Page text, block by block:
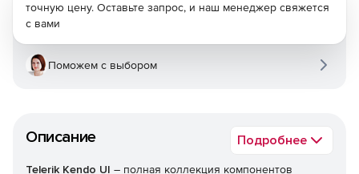
Описание Подробнее
Telerik Kendo UI – полная коллекция компонентов
точную цену. Оставьте запрос, и наш менеджер свяжется
с вами
Поможем с выбором